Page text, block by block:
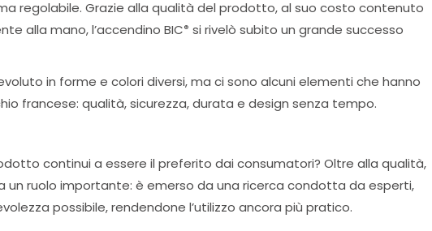
regolabile. Grazie alla qualità del prodotto, al suo costo contenuto
alla mano, l’accendino BIC® si rivelò subito un grande successo
in forme e colori diversi, ma ci sono alcuni elementi che hanno
francese: qualità, sicurezza, durata e design senza tempo.
continui a essere il preferito dai consumatori? Oltre alla qualità,
un ruolo importante: è emerso da una ricerca condotta da esperti,
possibile, rendendone l’utilizzo ancora più pratico.